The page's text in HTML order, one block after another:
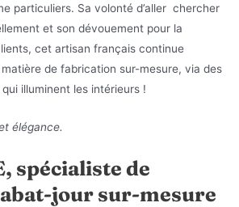
particuliers. Sa volonté d’aller chercher
et son dévouement pour la
cet artisan français continue
matière de fabrication sur-mesure, via des
illuminent les intérieurs !
élégance.
spécialiste de
jour sur-mesure